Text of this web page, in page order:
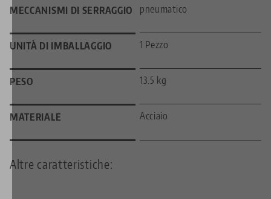
MECCANISMI DI SERRAGGIO pneumatico
UNITÀ DI IMBALLAGGIO 1 Pezzo
PESO 13.5 kg
MATERIALE Acciaio
Altre caratteristiche: